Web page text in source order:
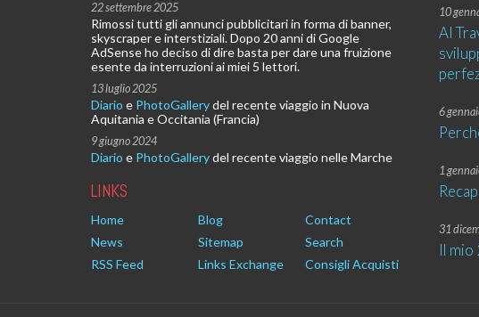
22 settembre 2025
Rimossi tutti gli annunci pubblicitari in forma di banner,
skyscraper e interstiziali. Dopo 20 anni di Google
AdSense ho deciso di dire basta per dare una fruizione
esente da interruzioni ai miei 5 lettori.
13 luglio 2025
Diario e PhotoGallerydel recente viaggio in Nuova
Aquitania e Occitania (Francia)
9 giugno 2024
Diario e PhotoGallerydel recente viaggio nelle Marche
LINKS
Home Blog
Contact
News
Sitemap
Search
RSS Feed
Links Exchange Consigli Acquisti
10
AI
6
1
31
Il